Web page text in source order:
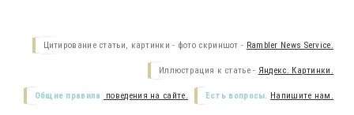
Цитирование статьи, картинки - фото скриншот - Rambler News Service.
Иллюстрация к статье - Яндекс. Картинки.
Есть вопросы. Напишите нам.
Общие правила поведения на сайте.